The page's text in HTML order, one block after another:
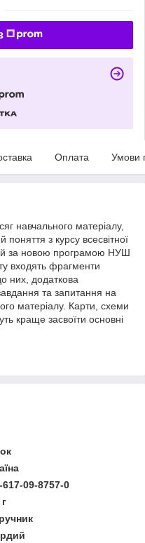
Оплата Умови
навчального матеріалу,
поняття з курсу всесвітної
за новою програмою НУШ
входять фрагменти
них, додаткова
та запитання на
матеріалу. Карти, схеми
краще засвоїти основні
617-09-8757-0